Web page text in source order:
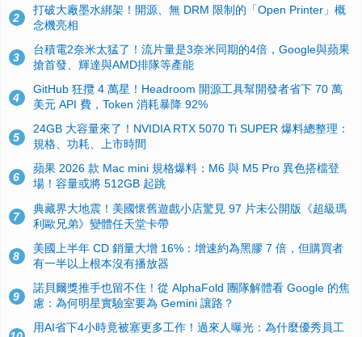
2
打破大廠墨水綁架！開源、無 DRM 限制的「Open Printer」概
念機亮相
3
台積電2奈米太猛了！流片量是3奈米同期的4倍，Google與蘋果
搶首發、輝達與AMD排隊等產能
4
GitHub 狂攬 4 萬星！Headroom 開源工具幫開發者省下 70 萬
美元 API 費，Token 消耗暴降 92%
5
24GB 大容量來了！NVIDIA RTX 5070 Ti SUPER 爆料總整理：
規格、功耗、上市時間
6
蘋果 2026 款 Mac mini 規格爆料：M6 與 M5 Pro 異色搭檔登
場！容量或將 512GB 起跳
7
典藏界大地震！美國懷舊遊戲小店驚見 97 片未公開版《超級瑪
利歐兄弟》變體任天堂卡帶
8
美國上半年 CD 銷量大增 16%：增速約為黑膠 7 倍，但購買者
有一半以上根本沒有播放器
9
諾貝爾獎推手也留不住！從 AlphaFold 團隊解體看 Google 的焦
慮：為何明星實驗室要為 Gemini 讓路？
用AI省下4小時竟被塞更多工作！過來人曝光：為什麼優秀員工